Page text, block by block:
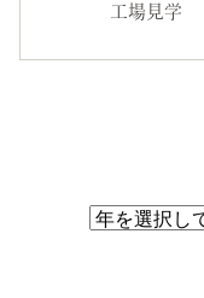
工場見学